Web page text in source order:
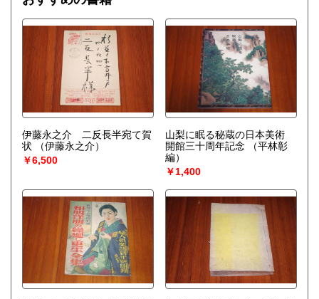
伊藤永之介 二反長半宛て賀
状
（伊藤永之介）
￥6,500
山梨に眠る秘蔵の日本美術
開館三十周年記念
（平林彰
編）
￥1,400